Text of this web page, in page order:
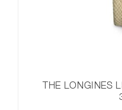
THE LONGINES